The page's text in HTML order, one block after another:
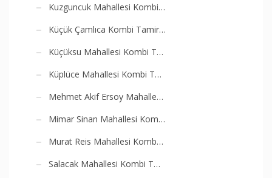
Kuzguncuk Mahallesi Kombi…
Küçük Çamlıca Kombi Tamir…
Küçüksu Mahallesi Kombi T…
Küplüce Mahallesi Kombi T…
Mehmet Akif Ersoy Mahalle…
Mimar Sinan Mahallesi Kom…
Murat Reis Mahallesi Komb…
Salacak Mahallesi Kombi T…